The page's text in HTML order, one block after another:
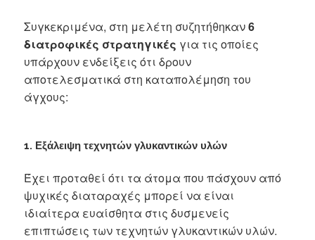
Συγκεκριμένα, στη μελέτη συζητήθηκαν6
διατροφικές στρατηγικές για τις οποίες
υπάρχουν ενδείξεις ότι δρουν
αποτελεσματικά στη καταπολέμηση του
άγχους:
1. Εξάλειψη τεχνητών γλυκαντικών υλών
Έχει προταθεί ότι τα άτομα που πάσχουν από
ψυχικές διαταραχές μπορεί να είναι
ιδιαίτερα ευαίσθητα στις δυσμενείς
επιπτώσεις των τεχνητών γλυκαντικών υλών.